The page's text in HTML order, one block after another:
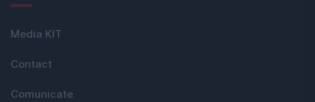
Media KIT
Contact
Comunicate